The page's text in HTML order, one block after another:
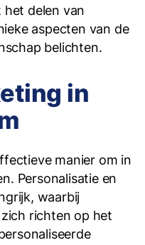
delen van
aspecten van de
belichten.
in
manier om in
Personalisatie en
waarbij
richten op het